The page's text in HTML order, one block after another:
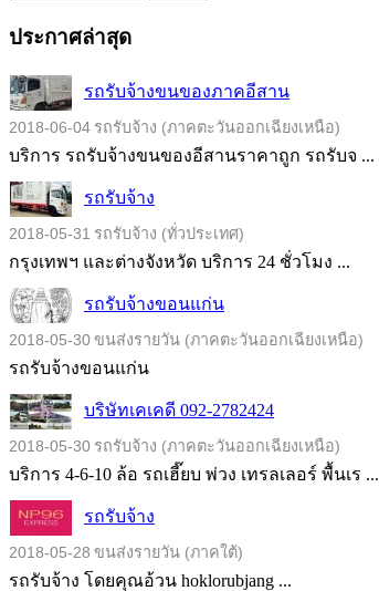
ประกาศล่าสุด
รถรับจ้างขนของภาคอีสาน
2018-06-04 รถรับจ้าง (ภาคตะวันออกเฉียงเหนือ)
บริการ รถรับจ้างขนของอีสานราคาถูก รถรับจ ...
รถรับจ้าง
2018-05-31 รถรับจ้าง (ทั่วประเทศ)
กรุงเทพฯ และต่างจังหวัด บริการ 24 ชั่วโมง ...
รถรับจ้างขอนแก่น
2018-05-30ขนส่งรายวัน (ภาคตะวันออกเฉียงเหนือ)
รถรับจ้างขอนแก่น
บริษัทเคเคดี 092-2782424
2018-05-30 รถรับจ้าง (ภาคตะวันออกเฉียงเหนือ)
บริการ 4-6-10 ล้อ รถเฮี๊ยบ พ่วง เทรลเลอร์ พื้นเร ...
รถรับจ้าง
2018-05-28 ขนส่งรายวัน (ภาคใต้)
รถรับจ้าง โดยคุณอ้วน hoklorubjang ...